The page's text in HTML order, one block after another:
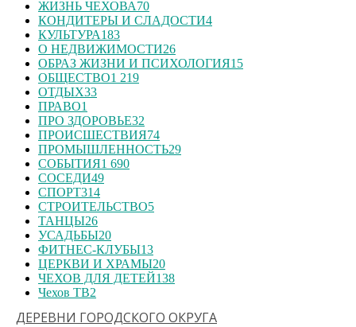
ЖИЗНЬ ЧЕХОВА70
КОНДИТЕРЫ И СЛАДОСТИ4
КУЛЬТУРА183
О НЕДВИЖИМОСТИ26
ОБРАЗ ЖИЗНИ И ПСИХОЛОГИЯ15
ОБЩЕСТВО1 219
ОТДЫХ33
ПРАВО1
ПРО ЗДОРОВЬЕ32
ПРОИСШЕСТВИЯ74
ПРОМЫШЛЕННОСТЬ29
СОБЫТИЯ1 690
СОСЕДИ49
СПОРТ314
СТРОИТЕЛЬСТВО5
ТАНЦЫ26
УСАДЬБЫ20
ФИТНЕС-КЛУБЫ13
ЦЕРКВИ И ХРАМЫ20
ЧЕХОВ ДЛЯ ДЕТЕЙ138
Чехов ТВ2
ДЕРЕВНИ ГОРОДСКОГО ОКРУГА